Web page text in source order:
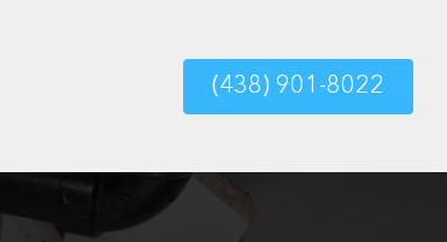
(438) 901-8022